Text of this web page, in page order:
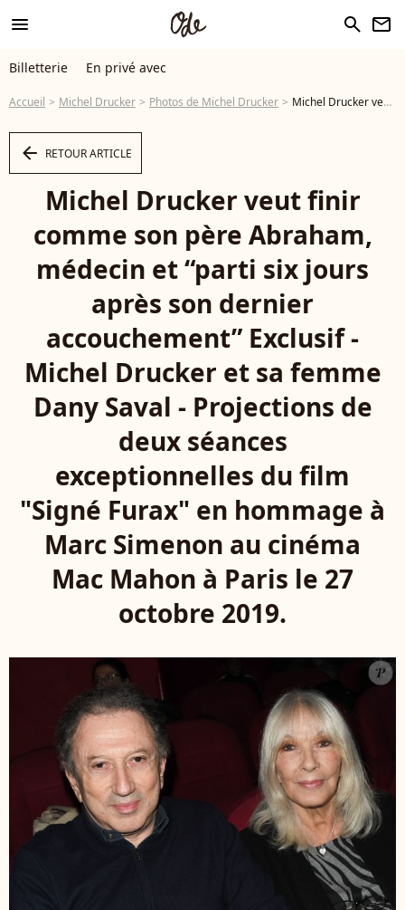
menu search newsletter
Billetterie En privé avec
Accueil Michel Drucker Photos de Michel Drucker Michel Drucker veut finir comme son père Abraham, médecin et “parti six jours après son dernier accouchement” Exclusif - Michel Drucker et sa femme Dany Saval - Projections de deux séances exceptionnelles du film "Signé Furax" en hommage à Marc Simenon au cinéma Mac Mahon à Paris le 27 octobre 2019. © Coadic Guirec/Bestimage - Photo
arrow_left RETOUR ARTICLE
Michel Drucker veut finir
comme son père Abraham,
médecin et “parti six jours
après son dernier
accouchement” Exclusif -
Michel Drucker et sa femme
Dany Saval - Projections de
deux séances
exceptionnelles du film
"Signé Furax" en hommage à
Marc Simenon au cinéma
Mac Mahon à Paris le 27
octobre 2019.